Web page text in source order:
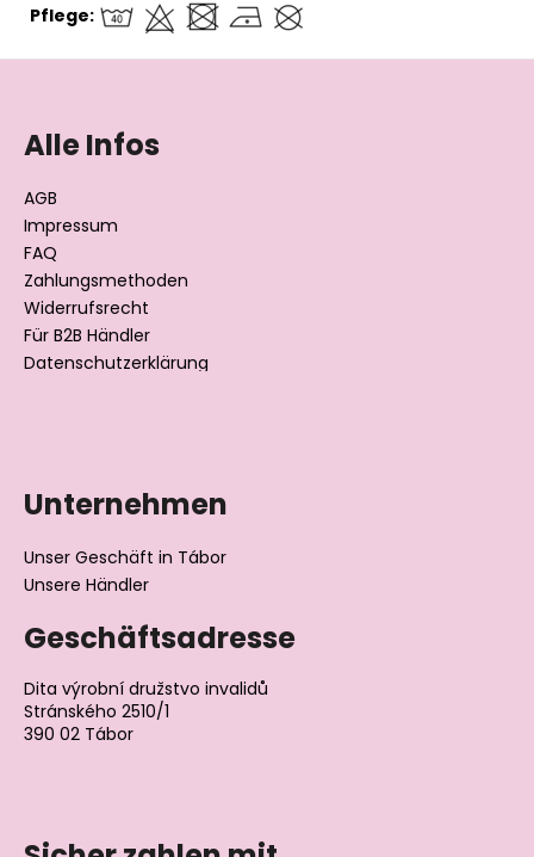
Pflege:
Alle Infos
AGB
Impressum
FAQ
Zahlungsmethoden
Widerrufsrecht
Für B2B Händler
Datenschutzerklärung
Unternehmen
Unser Geschäft in Tábor
Unsere Händler
Geschäftsadresse
Dita výrobní družstvo invalidů
Stránského 2510/1
390 02 Tábor